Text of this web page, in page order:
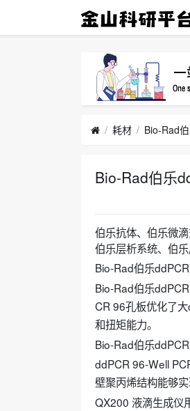
耗材
Bio-Rad伯乐
伯乐抗体、伯乐微
伯乐层析系统、伯
Bio-Rad伯乐
Bio-Rad伯乐
CR 96孔板优化了
和扭矩能力。
Bio-Rad伯乐
ddPCR 96-Well
壁聚丙烯结构能够
QX200 液滴生成仪